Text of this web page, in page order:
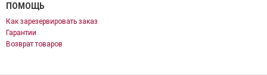
ПОМОЩЬ
Как зарезервировать заказ
Гарантии
Возврат товаров